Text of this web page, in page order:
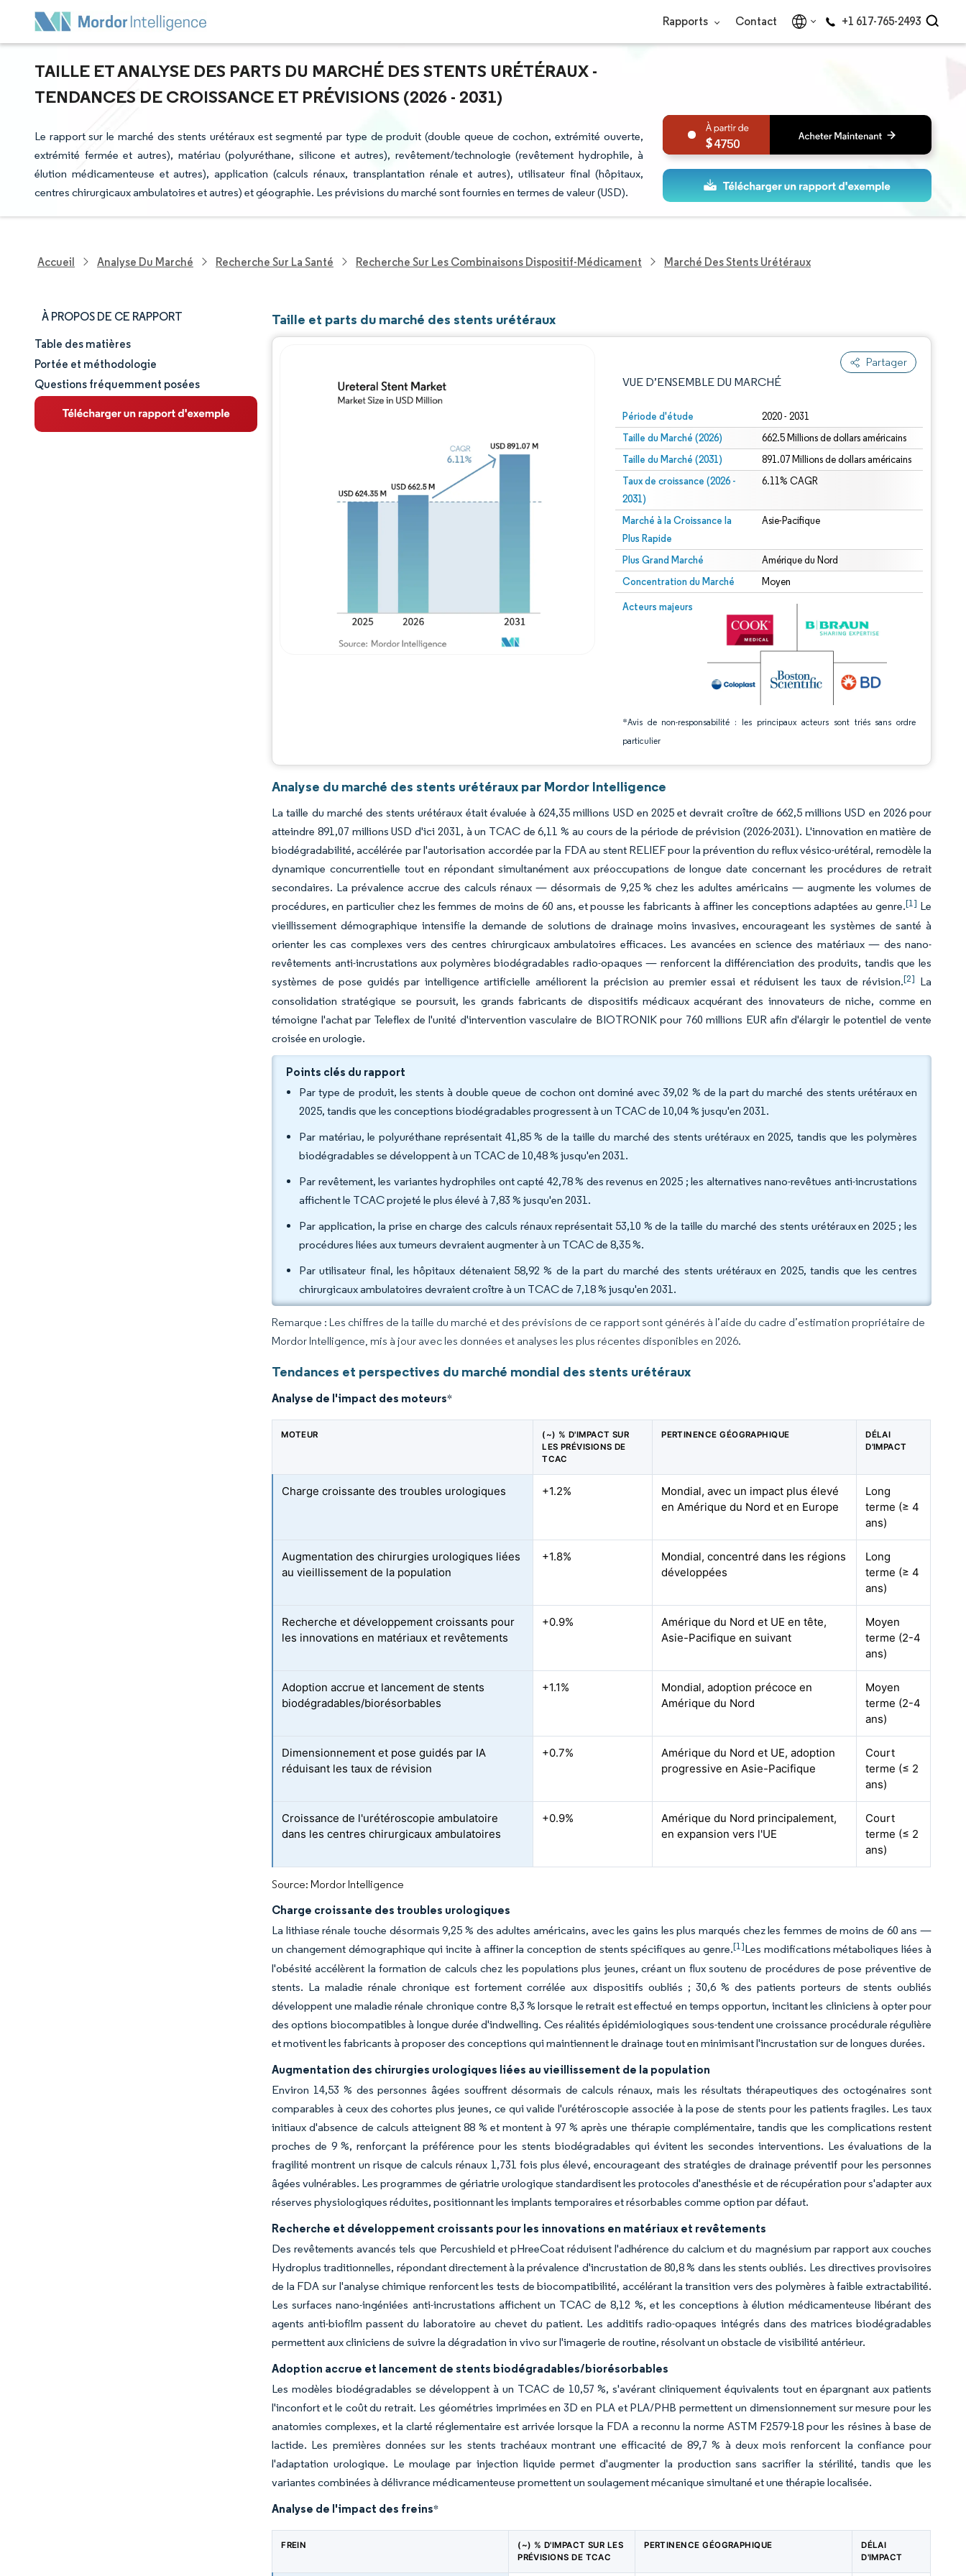
Rapports Contact +1 617-765-2493
TAILLE ET ANALYSE DES PARTS DU MARCHÉ DES STENTS URÉTÉRAUX -
TENDANCES DE CROISSANCE ET PRÉVISIONS (2026 - 2031)
Le rapport sur le marché des stents urétéraux est segmenté par type de produit (double queue de cochon, extrémité ouverte,
extrémité fermée et autres), matériau (polyuréthane, silicone et autres), revêtement/technologie (revêtement hydrophile, à
élution médicamenteuse et autres), application (calculs rénaux, transplantation rénale et autres), utilisateur final (hôpitaux,
centres chirurgicaux ambulatoires et autres) et géographie. Les prévisions du marché sont fournies en termes de valeur (USD).
4750
Accueil Analyse Du Marché Recherche Sur La Santé Recherche Sur Les Combinaisons Dispositif-Médicament Marché Des Stents Urétéraux
À PROPOS DE CE RAPPORT
Taille et part de marché
Analyse du marché
Tendances et perspectives
Table des matières
Portée et méthodologie
Questions fréquemment posées
Taille et parts du marché des stents urétéraux
Partager
VUE D’ENSEMBLE DU MARCHÉ
Période d'étude 2020 - 2031
Taille du Marché (2026) 662.5 Millions de dollars américains
Taille du Marché (2031) 891.07 Millions de dollars américains
Taux de croissance (2026 -
2031)
6.11% CAGR
Marché à la Croissance la
Plus Rapide
Asie-Pacifique
Plus Grand Marché Amérique du Nord
Concentration du Marché Moyen
Acteurs majeurs
*Avis de non-responsabilité : les principaux acteurs sont triés sans ordre
particulier
Image © Mordor Intelligence. La réutilisation nécessite une attribution sous CC BY 4.0.
Image © Mordor Intelligence. La réutilisation nécessite une attribution sous CC BY 4.0.
Analyse du marché des stents urétéraux par Mordor Intelligence
La taille du marché des stents urétéraux était évaluée à 624,35 millions USD en 2025 et devrait croître de 662,5 millions USD en 2026 pour
atteindre 891,07 millions USD d'ici 2031, à un TCAC de 6,11 % au cours de la période de prévision (2026-2031). L'innovation en matière de
biodégradabilité, accélérée par l'autorisation accordée par la FDA au stent RELIEF pour la prévention du reflux vésico-urétéral, remodèle la
dynamique concurrentielle tout en répondant simultanément aux préoccupations de longue date concernant les procédures de retrait
secondaires. La prévalence accrue des calculs rénaux — désormais de 9,25 % chez les adultes américains — augmente les volumes de
procédures, en particulier chez les femmes de moins de 60 ans, et pousse les fabricants à affiner les conceptions adaptées au genre.[1] Le
vieillissement démographique intensifie la demande de solutions de drainage moins invasives, encourageant les systèmes de santé à
orienter les cas complexes vers des centres chirurgicaux ambulatoires efficaces. Les avancées en science des matériaux — des nano-
revêtements anti-incrustations aux polymères biodégradables radio-opaques — renforcent la différenciation des produits, tandis que les
systèmes de pose guidés par intelligence artificielle améliorent la précision au premier essai et réduisent les taux de révision.[2] La
consolidation stratégique se poursuit, les grands fabricants de dispositifs médicaux acquérant des innovateurs de niche, comme en
témoigne l'achat par Teleflex de l'unité d'intervention vasculaire de BIOTRONIK pour 760 millions EUR afin d'élargir le potentiel de vente
croisée en urologie.
Points clés du rapport
Par type de produit, les stents à double queue de cochon ont dominé avec 39,02 % de la part du marché des stents urétéraux en
2025, tandis que les conceptions biodégradables progressent à un TCAC de 10,04 % jusqu'en 2031.
Par matériau, le polyuréthane représentait 41,85 % de la taille du marché des stents urétéraux en 2025, tandis que les polymères
biodégradables se développent à un TCAC de 10,48 % jusqu'en 2031.
Par revêtement, les variantes hydrophiles ont capté 42,78 % des revenus en 2025 ; les alternatives nano-revêtues anti-incrustations
affichent le TCAC projeté le plus élevé à 7,83 % jusqu'en 2031.
Par application, la prise en charge des calculs rénaux représentait 53,10 % de la taille du marché des stents urétéraux en 2025 ; les
procédures liées aux tumeurs devraient augmenter à un TCAC de 8,35 %.
Par utilisateur final, les hôpitaux détenaient 58,92 % de la part du marché des stents urétéraux en 2025, tandis que les centres
chirurgicaux ambulatoires devraient croître à un TCAC de 7,18 % jusqu'en 2031.
Remarque : Les chiffres de la taille du marché et des prévisions de ce rapport sont générés à l’aide du cadre d’estimation propriétaire de
Mordor Intelligence, mis à jour avec les données et analyses les plus récentes disponibles en 2026.
Tendances et perspectives du marché mondial des stents urétéraux
Analyse de l'impact des moteurs*
MOTEUR
(~) % D'IMPACT SUR
LES PRÉVISIONS DE
TCAC
PERTINENCE GÉOGRAPHIQUE
DÉLAI
D'IMPACT
Charge croissante des troubles urologiques +1.2%
Mondial, avec un impact plus élevé
en Amérique du Nord et en Europe
Long
terme (≥ 4
ans)
Augmentation des chirurgies urologiques liées
au vieillissement de la population
+1.8%
Mondial, concentré dans les régions
développées
Long
terme (≥ 4
ans)
Recherche et développement croissants pour
les innovations en matériaux et revêtements
+0.9%
Amérique du Nord et UE en tête,
Asie-Pacifique en suivant
Moyen
terme (2-4
ans)
Adoption accrue et lancement de stents
biodégradables/biorésorbables
+1.1%
Mondial, adoption précoce en
Amérique du Nord
Moyen
terme (2-4
ans)
Dimensionnement et pose guidés par IA
réduisant les taux de révision
+0.7%
Amérique du Nord et UE, adoption
progressive en Asie-Pacifique
Court
terme (≤ 2
ans)
Croissance de l'urétéroscopie ambulatoire
dans les centres chirurgicaux ambulatoires
+0.9%
Amérique du Nord principalement,
en expansion vers l'UE
Court
terme (≤ 2
ans)
Source: Mordor Intelligence
Charge croissante des troubles urologiques
La lithiase rénale touche désormais 9,25 % des adultes américains, avec les gains les plus marqués chez les femmes de moins de 60 ans —
un changement démographique qui incite à affiner la conception de stents spécifiques au genre.[1]Les modifications métaboliques liées à
l'obésité accélèrent la formation de calculs chez les populations plus jeunes, créant un flux soutenu de procédures de pose préventive de
stents. La maladie rénale chronique est fortement corrélée aux dispositifs oubliés ; 30,6 % des patients porteurs de stents oubliés
développent une maladie rénale chronique contre 8,3 % lorsque le retrait est effectué en temps opportun, incitant les cliniciens à opter pour
des options biocompatibles à longue durée d'indwelling. Ces réalités épidémiologiques sous-tendent une croissance procédurale régulière
et motivent les fabricants à proposer des conceptions qui maintiennent le drainage tout en minimisant l'incrustation sur de longues durées.
Augmentation des chirurgies urologiques liées au vieillissement de la population
Environ 14,53 % des personnes âgées souffrent désormais de calculs rénaux, mais les résultats thérapeutiques des octogénaires sont
comparables à ceux des cohortes plus jeunes, ce qui valide l'urétéroscopie associée à la pose de stents pour les patients fragiles. Les taux
initiaux d'absence de calculs atteignent 88 % et montent à 97 % après une thérapie complémentaire, tandis que les complications restent
proches de 9 %, renforçant la préférence pour les stents biodégradables qui évitent les secondes interventions. Les évaluations de la
fragilité montrent un risque de calculs rénaux 1,731 fois plus élevé, encourageant des stratégies de drainage préventif pour les personnes
âgées vulnérables. Les programmes de gériatrie urologique standardisent les protocoles d'anesthésie et de récupération pour s'adapter aux
réserves physiologiques réduites, positionnant les implants temporaires et résorbables comme option par défaut.
Recherche et développement croissants pour les innovations en matériaux et revêtements
Des revêtements avancés tels que Percushield et pHreeCoat réduisent l'adhérence du calcium et du magnésium par rapport aux couches
Hydroplus traditionnelles, répondant directement à la prévalence d'incrustation de 80,8 % dans les stents oubliés. Les directives provisoires
de la FDA sur l'analyse chimique renforcent les tests de biocompatibilité, accélérant la transition vers des polymères à faible extractabilité.
Les surfaces nano-ingéniées anti-incrustations affichent un TCAC de 8,12 %, et les conceptions à élution médicamenteuse libérant des
agents anti-biofilm passent du laboratoire au chevet du patient. Les additifs radio-opaques intégrés dans des matrices biodégradables
permettent aux cliniciens de suivre la dégradation in vivo sur l'imagerie de routine, résolvant un obstacle de visibilité antérieur.
Adoption accrue et lancement de stents biodégradables/biorésorbables
Les modèles biodégradables se développent à un TCAC de 10,57 %, s'avérant cliniquement équivalents tout en épargnant aux patients
l'inconfort et le coût du retrait. Les géométries imprimées en 3D en PLA et PLA/PHB permettent un dimensionnement sur mesure pour les
anatomies complexes, et la clarté réglementaire est arrivée lorsque la FDA a reconnu la norme ASTM F2579-18 pour les résines à base de
lactide. Les premières données sur les stents trachéaux montrant une efficacité de 89,7 % à deux mois renforcent la confiance pour
l'adaptation urologique. Le moulage par injection liquide permet d'augmenter la production sans sacrifier la stérilité, tandis que les
variantes combinées à délivrance médicamenteuse promettent un soulagement mécanique simultané et une thérapie localisée.
Analyse de l'impact des freins*
FREIN
(~) % D'IMPACT SUR LES
PRÉVISIONS DE TCAC
PERTINENCE GÉOGRAPHIQUE
DÉLAI
D'IMPACT